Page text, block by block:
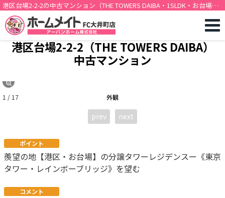
港区台場2-2-2の中古マンション（THE TOWERS DAIBA・1SLDK・お台場海
浜公園駅徒歩2分）[12391]
港区台場2-2-2（THE TOWERS DAIBA）
中古マンション
外観
1 / 17
prev next
ポイント
羨望の地【港区・お台場】の分譲タワーレジデンスー《東京
タワー・レインボーブリッジ》を望む
コメント